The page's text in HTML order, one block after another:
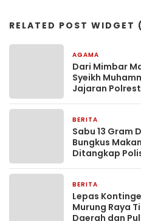
RELATED POST WIDGET
AGAMA
Dari Mimbar
Syeikh
Jajaran
BERITA
Sabu 13 Gram
Bungkus
Ditangkap
BERITA
Lepas
Murung Raya
Daerah dan